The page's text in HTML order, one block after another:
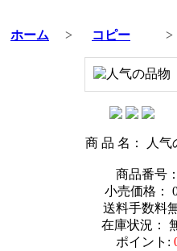
ホーム > コピー >
商 品 名： 人气
商品番号：
小売価格：
送料手数料
在庫状況：
ポイント: